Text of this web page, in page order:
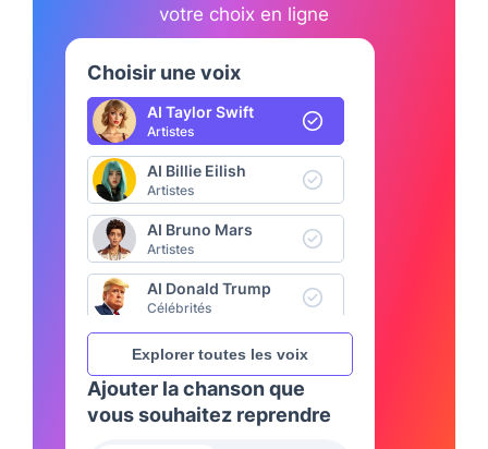
votre choix en ligne
Choisir une voix
AI Taylor Swift
Artistes
AI Billie Eilish
Artistes
AI Bruno Mars
Artistes
AI Donald Trump
Célébrités
AI SpongeBob
Anime & Dessin animé
AI Luffy (JPN)
Anime & Dessin animé
Explorer toutes les voix
Ajouter la chanson que
vous souhaitez reprendre